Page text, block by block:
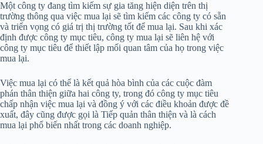
Một công ty đang tìm kiếm sự gia tăng hiện diện trên thị
trường thông qua việc mua lại sẽ tìm kiếm các công ty có sẵn
và triển vọng có giá trị thị trường tốt để mua lại. Sau khi xác
định được công ty mục tiêu, công ty mua lại sẽ liên hệ với
công ty mục tiêu để thiết lập mối quan tâm của họ trong việc
mua lại.
Việc mua lại có thể là kết quả hòa bình của các cuộc đàm
phán thân thiện giữa hai công ty, trong đó công ty mục tiêu
chấp nhận việc mua lại và đồng ý với các điều khoản được đề
xuất, đây cũng được gọi là Tiếp quản thân thiện và là cách
mua lại phổ biến nhất trong các doanh nghiệp.